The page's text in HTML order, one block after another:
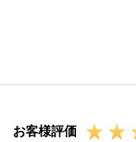
軽にお申し付けく
引き続き何卒よろ
お客様評価